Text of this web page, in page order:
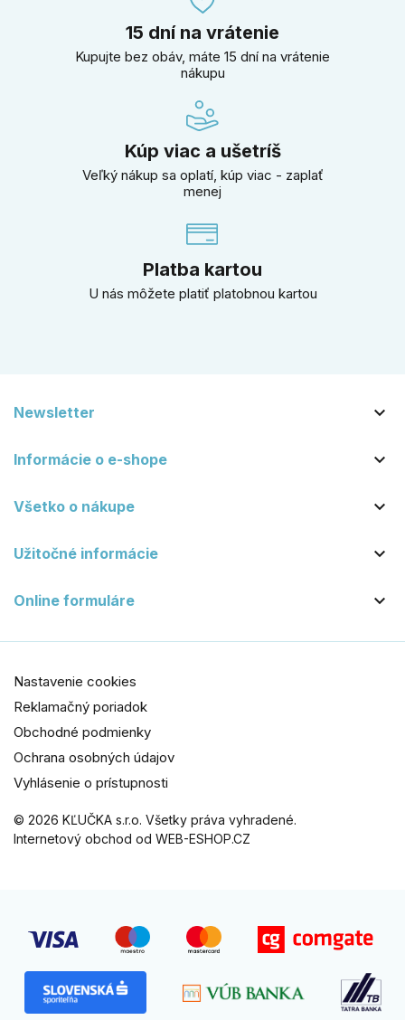
15 dní na vrátenie
Kupujte bez obáv, máte 15 dní na vrátenie
nákupu
Kúp viac a ušetríš
Veľký nákup sa oplatí, kúp viac - zaplať
menej
Platba kartou
U nás môžete platiť platobnou kartou
Newsletter 
Informácie o e-shope 
Všetko o nákupe 
Užitočné informácie 
Online formuláre 
© 2026 KĽUČKA s.r.o. Všetky práva vyhradené.
Internetový obchod od WEB-ESHOP.CZ
Nastavenie cookies
Reklamačný poriadok
Obchodné podmienky
Ochrana osobných údajov
Vyhlásenie o prístupnosti